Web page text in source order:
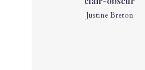
Justine Breton